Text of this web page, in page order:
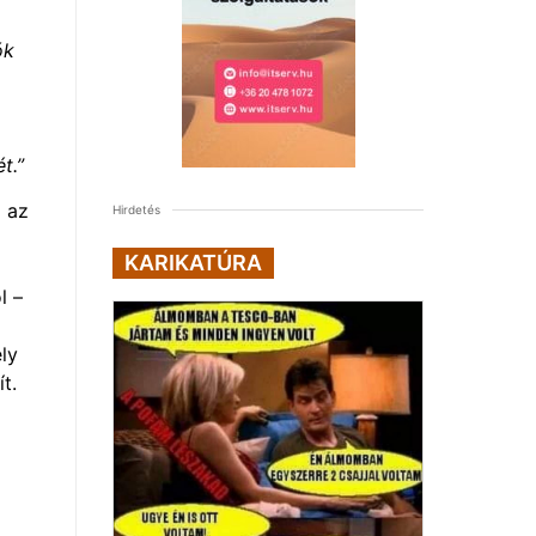
az
–
Hirdetés
KARIKATÚRA